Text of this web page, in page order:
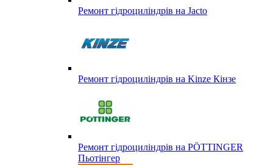
Ремонт гідроциліндрів на Jacto
Ремонт гідроциліндрів на Kinze Кінзе
Ремонт гідроциліндрів на PÖTTINGER
Пьотінгер